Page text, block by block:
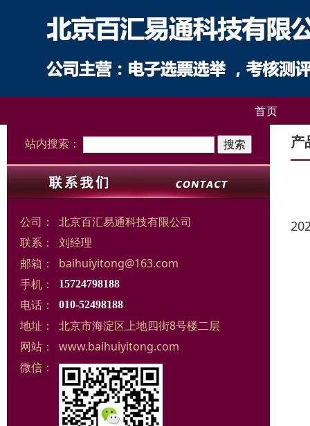
首页
站内搜索：
公司：
北京百汇易通科技有限公司
联系：
刘经理
邮箱：
baihuiyitong@163.com
手机：
15724798188
电话： 010-52498188
地址：
北京市海淀区上地四街8号楼二层
网站：
www.baihuiyitong.com
微信：
产